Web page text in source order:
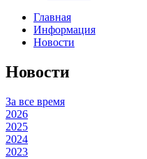
Главная
Информация
Новости
Новости
За все время
2026
2025
2024
2023